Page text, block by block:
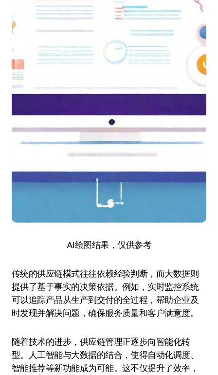
AI绘图结果，仅供参考
传统的供应链模式往往依赖经验判断，而大数据则
提供了基于事实的决策依据。例如，实时监控系统
可以追踪产品从生产到交付的全过程，帮助企业及
时发现并解决问题，确保服务质量和客户满意度。
随着技术的进步，供应链管理正逐步向智能化转
型。人工智能与大数据的结合，使得自动化调度、
智能推荐等新功能成为可能。这不仅提升了效率，